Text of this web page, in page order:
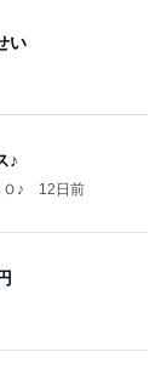
い
♪
♪ 12日前